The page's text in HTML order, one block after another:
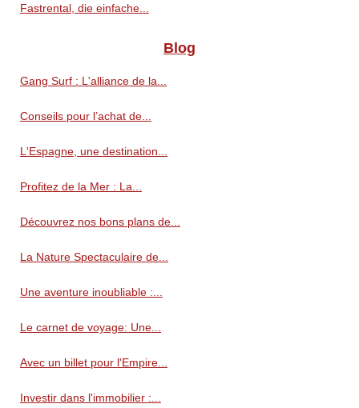
Fastrental, die einfache...
Blog
Gang Surf : L'alliance de la...
Conseils pour l’achat de...
L'Espagne, une destination...
Profitez de la Mer : La...
Découvrez nos bons plans de...
La Nature Spectaculaire de...
Une aventure inoubliable :...
Le carnet de voyage: Une...
Avec un billet pour l'Empire...
Investir dans l'immobilier :...